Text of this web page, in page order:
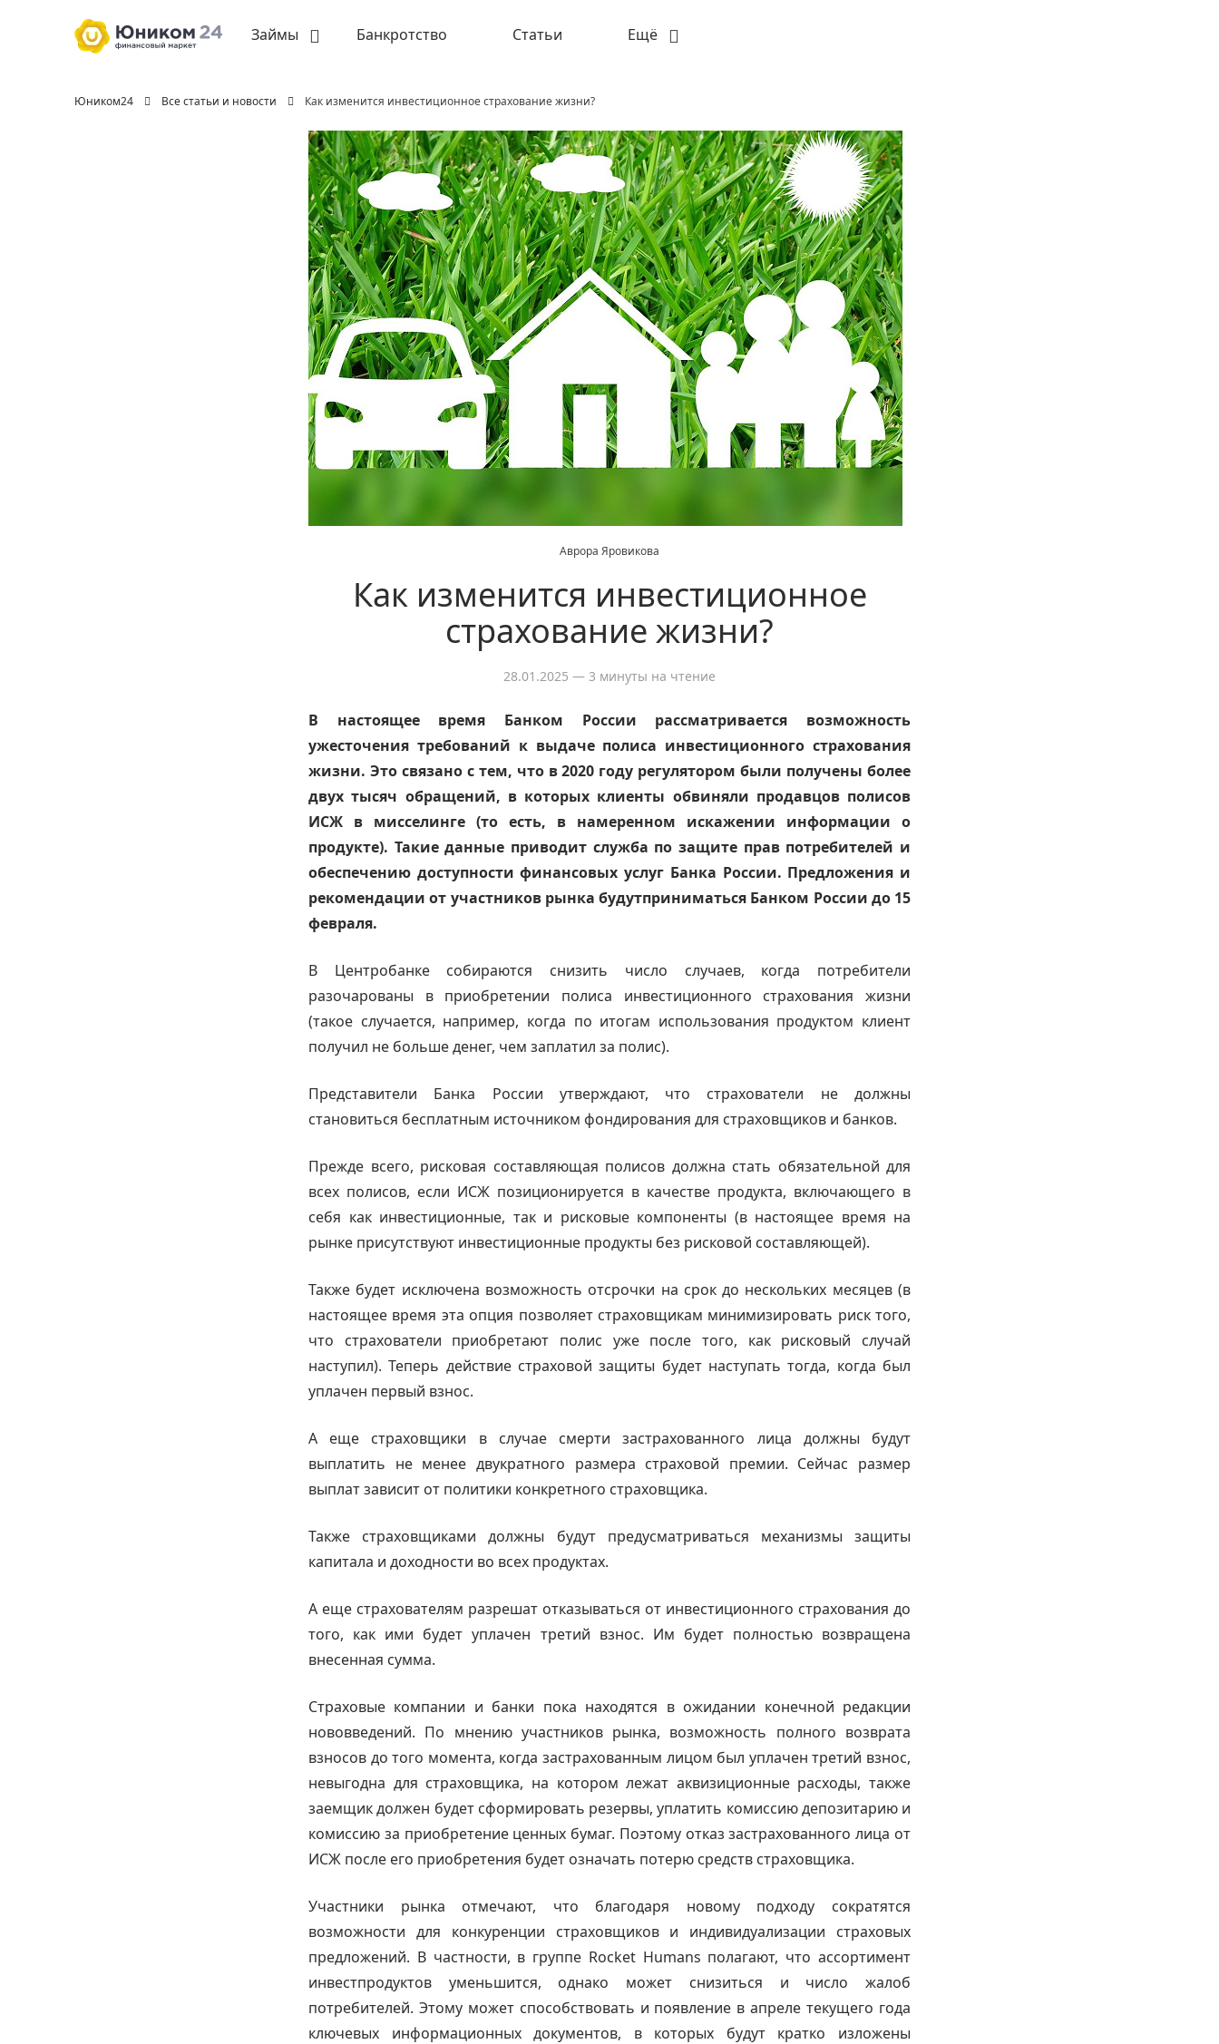
Займы Банкротство Статьи Ещё
Юником24 Все статьи и новости Как изменится инвестиционное страхование жизни?
Аврора Яровикова
Как изменится инвестиционное
страхование жизни?
28.01.2025 — 3 минуты на чтение
В настоящее время Банком России рассматривается возможность
ужесточения требований к выдаче полиса инвестиционного страхования
жизни. Это связано с тем, что в 2020 году регулятором были получены более
двух тысяч обращений, в которых клиенты обвиняли продавцов полисов
ИСЖ в мисселинге (то есть, в намеренном искажении информации о
продукте). Такие данные приводит служба по защите прав потребителей и
обеспечению доступности финансовых услуг Банка России. Предложения и
рекомендации от участников рынка будутприниматься Банком России до 15
февраля.
В Центробанке собираются снизить число случаев, когда потребители
разочарованы в приобретении полиса инвестиционного страхования жизни
(такое случается, например, когда по итогам использования продуктом клиент
получил не больше денег, чем заплатил за полис).
Представители Банка России утверждают, что страхователи не должны
становиться бесплатным источником фондирования для страховщиков и банков.
Прежде всего, рисковая составляющая полисов должна стать обязательной для
всех полисов, если ИСЖ позиционируется в качестве продукта, включающего в
себя как инвестиционные, так и рисковые компоненты (в настоящее время на
рынке присутствуют инвестиционные продукты без рисковой составляющей).
Также будет исключена возможность отсрочки на срок до нескольких месяцев (в
настоящее время эта опция позволяет страховщикам минимизировать риск того,
что страхователи приобретают полис уже после того, как рисковый случай
наступил). Теперь действие страховой защиты будет наступать тогда, когда был
уплачен первый взнос.
А еще страховщики в случае смерти застрахованного лица должны будут
выплатить не менее двукратного размера страховой премии. Сейчас размер
выплат зависит от политики конкретного страховщика.
Также страховщиками должны будут предусматриваться механизмы защиты
капитала и доходности во всех продуктах.
А еще страхователям разрешат отказываться от инвестиционного страхования до
того, как ими будет уплачен третий взнос. Им будет полностью возвращена
внесенная сумма.
Страховые компании и банки пока находятся в ожидании конечной редакции
нововведений. По мнению участников рынка, возможность полного возврата
взносов до того момента, когда застрахованным лицом был уплачен третий взнос,
невыгодна для страховщика, на котором лежат аквизиционные расходы, также
заемщик должен будет сформировать резервы, уплатить комиссию депозитарию и
комиссию за приобретение ценных бумаг. Поэтому отказ застрахованного лица от
ИСЖ после его приобретения будет означать потерю средств страховщика.
Участники рынка отмечают, что благодаря новому подходу сократятся
возможности для конкуренции страховщиков и индивидуализации страховых
предложений. В частности, в группе Rocket Humans полагают, что ассортимент
инвестпродуктов уменьшится, однако может снизиться и число жалоб
потребителей. Этому может способствовать и появление в апреле текущего года
ключевых информационных документов, в которых будут кратко изложены